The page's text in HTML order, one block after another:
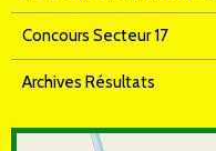
Concours Secteur 17
Archives Résultats